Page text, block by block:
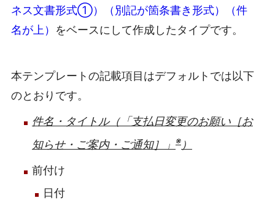
ネス文書形式①）（別記が箇条書き形式）（件
名が上） をベースにして作成したタイプです。
本テンプレートの記載項目はデフォルトでは以下
のとおりです。
件名・タイトル（「支払日変更のお願い［お
知らせ・ご案内・ご通知］」 ※ ）
前付け
日付